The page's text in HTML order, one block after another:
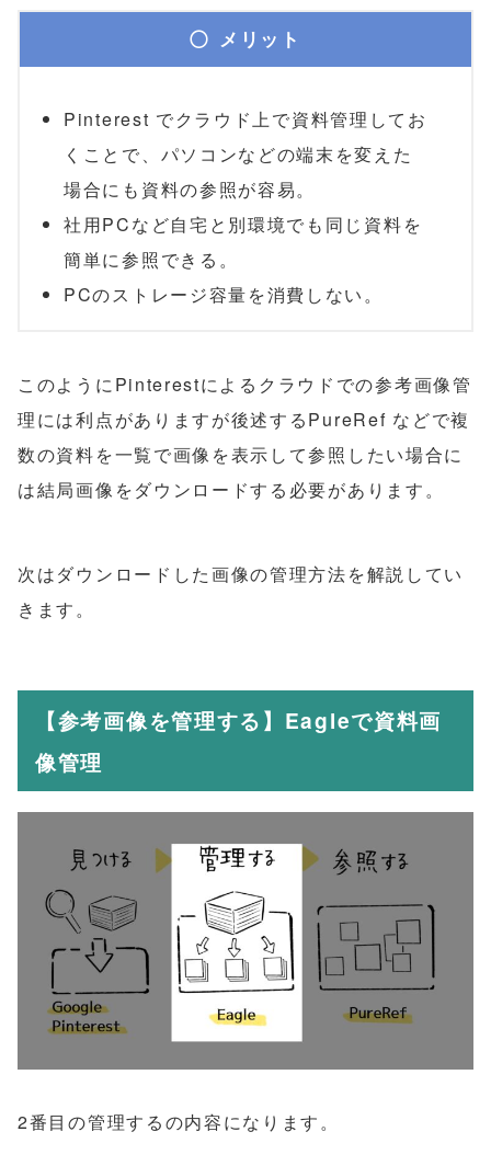
メリット
Pinterest でクラウド上で資料管理してお
くことで、パソコンなどの端末を変えた
場合にも資料の参照が容易。
社用PCなど自宅と別環境でも同じ資料を
簡単に参照できる。
PCのストレージ容量を消費しない。
このようにPinterestによるクラウドでの参考画像管
理には利点がありますが後述するPureRef などで複
数の資料を一覧で画像を表示して参照したい場合に
は結局画像をダウンロードする必要があります。
次はダウンロードした画像の管理方法を解説してい
きます。
【参考画像を管理する】Eagleで資料画
像管理
2番目の管理するの内容になります。